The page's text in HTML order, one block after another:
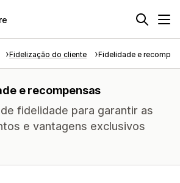
Fidelização do cliente Fidelidade e
e recompensas
fidelidade para garantir as
e vantagens exclusivos